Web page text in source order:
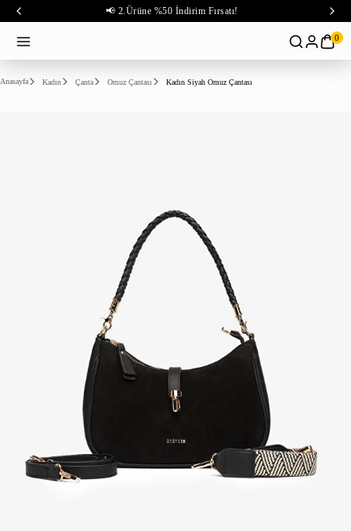
📢 2.Ürüne %50 İndirim Fırsatı!
0
Anasayfa Kadın Çanta Omuz Çantası Kadın Siyah Omuz Çantası